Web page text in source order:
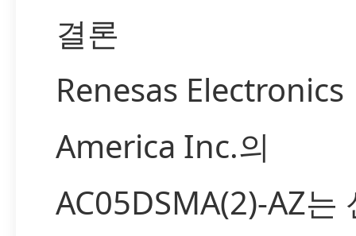
결론
Renesas Electronics
America Inc.의
AC05DSMA(2)-AZ는